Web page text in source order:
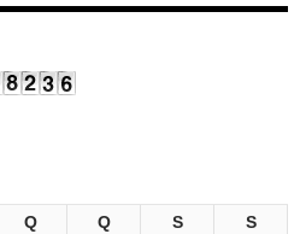
Q Q S
S